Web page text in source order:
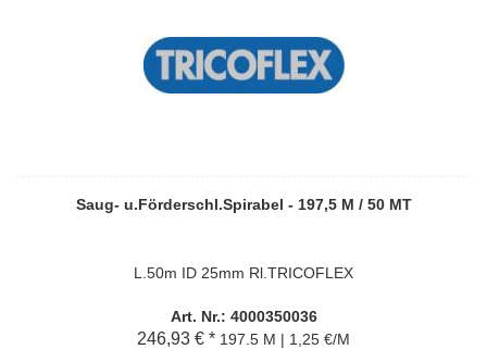
Saug- u.Förderschl.Spirabel - 197,5 M / 50 MT
L.50m ID 25mm Rl.TRICOFLEX
Art. Nr.: 4000350036
246,93 € * 197.5 M | 1,25 €/M